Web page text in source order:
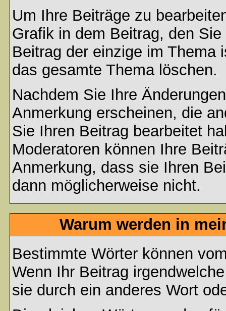
Um Ihre Beiträge zu
Grafik in dem Beitrag, den
Beitrag der einzige im Thema
das gesamte Thema löschen.
Nachdem Sie Ihre
Anmerkung erscheinen, die
Sie Ihren Beitrag bearbeitet
Moderatoren können Ihre
Anmerkung, dass sie Ihren
dann möglicherweise nicht.
Warum werden in
Bestimmte Wörter können
Wenn Ihr Beitrag
sie durch ein anderes Wort